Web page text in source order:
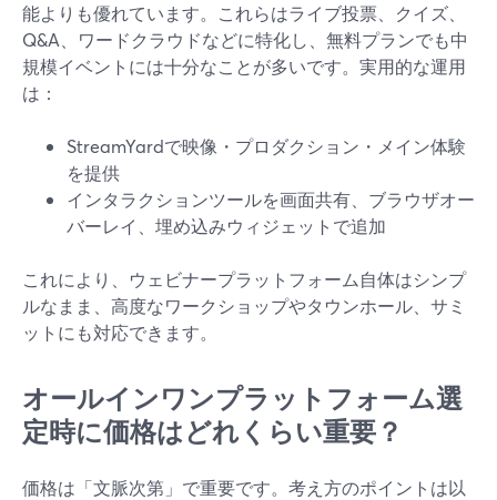
能よりも優れています。これらはライブ投票、クイズ、
Q&A、ワードクラウドなどに特化し、無料プランでも中
規模イベントには十分なことが多いです。実用的な運用
は：
StreamYardで映像・プロダクション・メイン体験
を提供
インタラクションツールを画面共有、ブラウザオー
バーレイ、埋め込みウィジェットで追加
これにより、ウェビナープラットフォーム自体はシンプ
ルなまま、高度なワークショップやタウンホール、サミ
ットにも対応できます。
オールインワンプラットフォーム選
定時に価格はどれくらい重要？
価格は「文脈次第」で重要です。考え方のポイントは以